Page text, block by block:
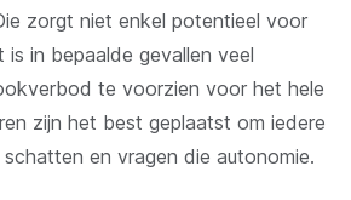
zorgt niet enkel potentieel voor
is in bepaalde gevallen veel
te voorzien voor het hele
zijn het best geplaatst om iedere
en vragen die autonomie.